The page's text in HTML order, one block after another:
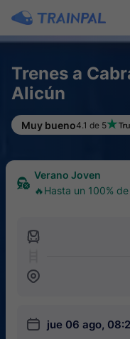
Trenes a
Alicún
Muy bueno4.1 de 5
Verano Joven
🔥Hasta un 100%
󱍉
󱒣
󱎗 jue 06 ago,